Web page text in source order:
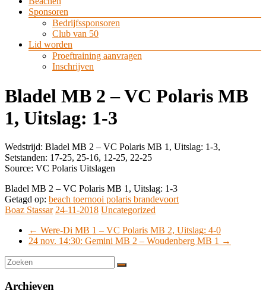
Sponsoren
Bedrijfssponsoren
Club van 50
Lid worden
Proeftraining aanvragen
Inschrijven
Bladel MB 2 – VC Polaris MB
1, Uitslag: 1-3
Wedstrijd: Bladel MB 2 – VC Polaris MB 1, Uitslag: 1-3,
Setstanden: 17-25, 25-16, 12-25, 22-25
Source: VC Polaris Uitslagen
Bladel MB 2 – VC Polaris MB 1, Uitslag: 1-3
Getagd op: beach toernooi polaris brandevoort
Boaz Stassar 24-11-2018 Uncategorized
← Were-Di MB 1 – VC Polaris MB 2, Uitslag: 4-0
24 nov. 14:30: Gemini MB 2 – Woudenberg MB 1 →
Archieven